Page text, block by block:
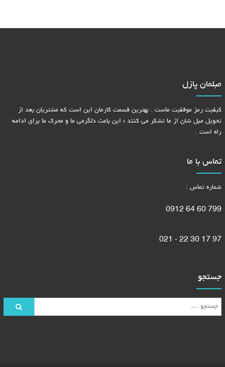
مبلمان پازل
کیفیت رمز موفقیت ماست . بهترین قسمت کارمان این است که مشتریان بعد از
تحویل مبل شان از ما تشکر می کنند ؛ این باعث دلگرمی ما و محرک ما برای ادامه
راه است .
تماس با ما
شماره تماس :
799 60 64 0912
97 17 30 22 - 021
جستجو